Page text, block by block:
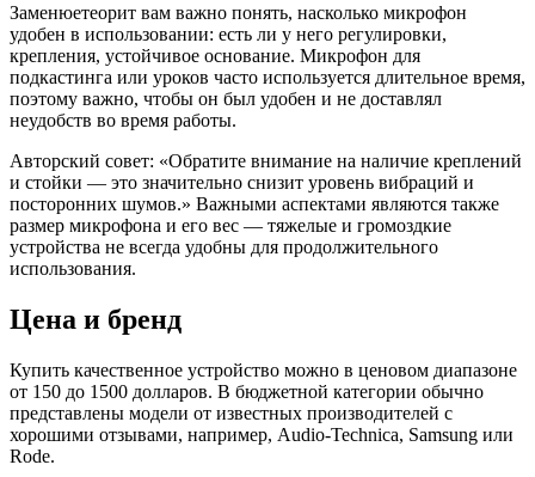
Заменюетеорит вам важно понять, насколько микрофон
удобен в использовании: есть ли у него регулировки,
крепления, устойчивое основание. Микрофон для
подкастинга или уроков часто используется длительное время,
поэтому важно, чтобы он был удобен и не доставлял
неудобств во время работы.
Авторский совет: «Обратите внимание на наличие креплений
и стойки — это значительно снизит уровень вибраций и
посторонних шумов.» Важными аспектами являются также
размер микрофона и его вес — тяжелые и громоздкие
устройства не всегда удобны для продолжительного
использования.
Цена и бренд
Купить качественное устройство можно в ценовом диапазоне
от 150 до 1500 долларов. В бюджетной категории обычно
представлены модели от известных производителей с
хорошими отзывами, например, Audio-Technica, Samsung или
Rode.